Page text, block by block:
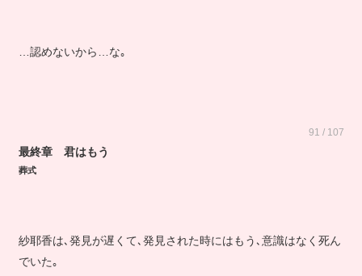
…認めないから…な｡
91 / 107
最終章 君はもう
葬式
紗耶香は､発見が遅くて､発見された時にはもう､意識はなく死ん
でいた｡